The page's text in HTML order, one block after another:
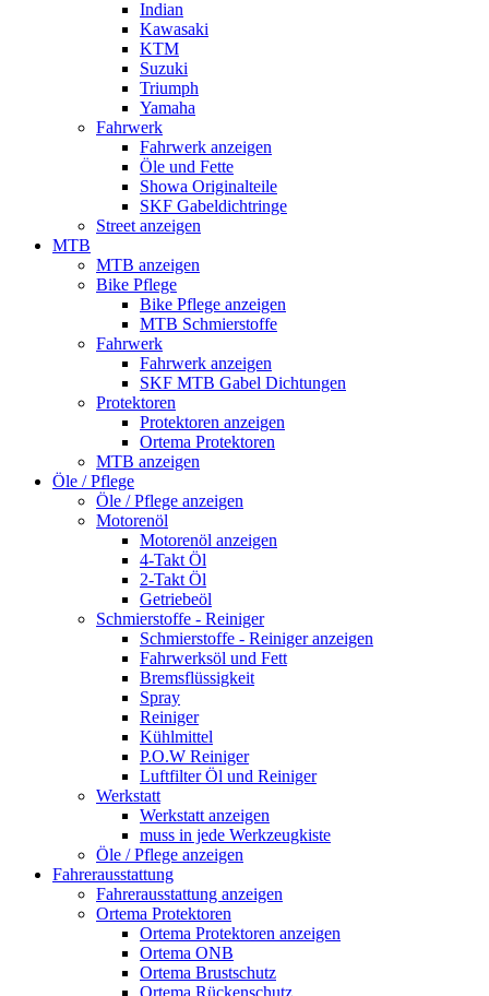
Indian
Kawasaki
KTM
Suzuki
Triumph
Yamaha
Fahrwerk
Fahrwerk anzeigen
Öle und Fette
Showa Originalteile
SKF Gabeldichtringe
Street anzeigen
MTB
MTB anzeigen
Bike Pflege
Bike Pflege anzeigen
MTB Schmierstoffe
Fahrwerk
Fahrwerk anzeigen
SKF MTB Gabel Dichtungen
Protektoren
Protektoren anzeigen
Ortema Protektoren
MTB anzeigen
Öle / Pflege
Öle / Pflege anzeigen
Motorenöl
Motorenöl anzeigen
4-Takt Öl
2-Takt Öl
Getriebeöl
Schmierstoffe - Reiniger
Schmierstoffe - Reiniger anzeigen
Fahrwerksöl und Fett
Bremsflüssigkeit
Spray
Reiniger
Kühlmittel
P.O.W Reiniger
Luftfilter Öl und Reiniger
Werkstatt
Werkstatt anzeigen
muss in jede Werkzeugkiste
Öle / Pflege anzeigen
Fahrerausstattung
Fahrerausstattung anzeigen
Ortema Protektoren
Ortema Protektoren anzeigen
Ortema ONB
Ortema Brustschutz
Ortema Rückenschutz